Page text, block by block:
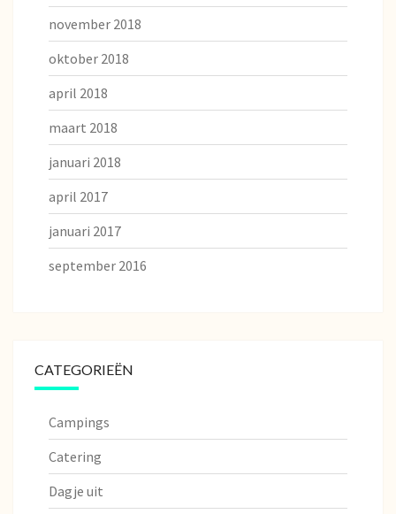
november 2018
oktober 2018
april 2018
maart 2018
januari 2018
april 2017
januari 2017
september 2016
CATEGORIEËN
Campings
Catering
Dagje uit